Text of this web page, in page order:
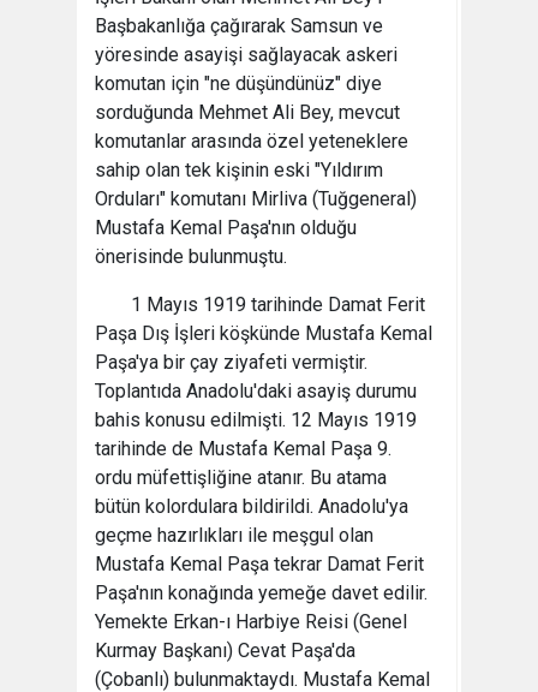
Başbakanlığa çağırarak Samsun ve
yöresinde asayişi sağlayacak askeri
komutan için "ne düşündünüz" diye
sorduğunda Mehmet Ali Bey, mevcut
komutanlar arasında özel yeteneklere
sahip olan tek kişinin eski "Yıldırım
Orduları" komutanı Mirliva (Tuğgeneral)
Mustafa Kemal Paşa'nın olduğu
önerisinde bulunmuştu.
1 Mayıs 1919 tarihinde Damat Ferit
Paşa Dış İşleri köşkünde Mustafa Kemal
Paşa'ya bir çay ziyafeti vermiştir.
Toplantıda Anadolu'daki asayiş durumu
bahis konusu edilmişti. 12 Mayıs 1919
tarihinde de Mustafa Kemal Paşa 9.
ordu müfettişliğine atanır. Bu atama
bütün kolordulara bildirildi. Anadolu'ya
geçme hazırlıkları ile meşgul olan
Mustafa Kemal Paşa tekrar Damat Ferit
Paşa'nın konağında yemeğe davet edilir.
Yemekte Erkan-ı Harbiye Reisi (Genel
Kurmay Başkanı) Cevat Paşa'da
(Çobanlı) bulunmaktaydı. Mustafa Kemal